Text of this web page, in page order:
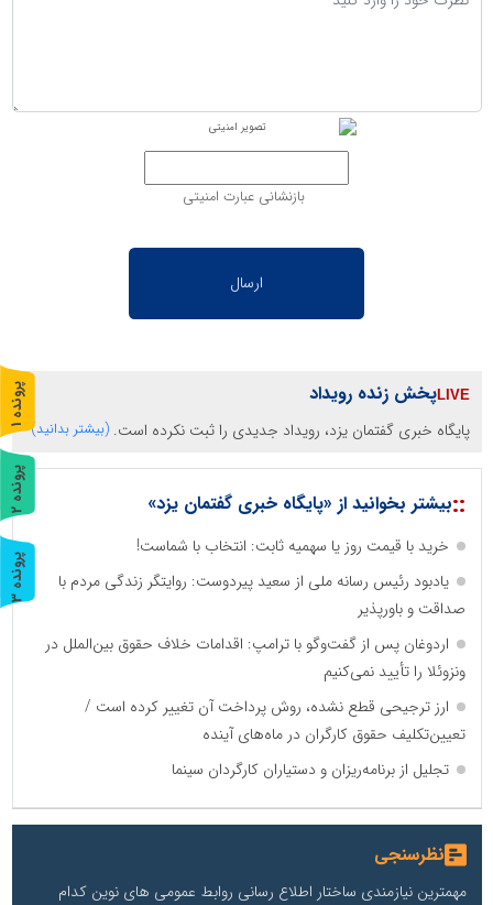
بازنشانی عبارت امنیتی
پخش زنده رویداد
پایگاه خبری گفتمان یزد، رویداد جدیدی را ثبت نکرده است. (بیشتر بدانید)
::بیشتر بخوانید از «پایگاه خبری گفتمان یزد»
خرید با قیمت روز یا سهمیه ثابت: انتخاب با شماست!
یادبود رئیس رسانه ملی از سعید پیردوست: روایتگر زندگی مردم با
صداقت و باورپذیر
اردوغان پس از گفت‌وگو با ترامپ: اقدامات خلاف حقوق بین‌الملل در
ونزوئلا را تأیید نمی‌کنیم
ارز ترجیحی قطع نشده، روش پرداخت آن تغییر کرده است /
تعیین‌تکلیف حقوق کارگران در ماه‌های آینده
تجلیل از برنامه‌ریزان و دستیاران کارگردان سینما
نظرسنجی
مهمترین نیازمندی ساختار اطلاع رسانی روابط عمومی های نوین کدام
پ
ر
و
ن
د
ه
1
پ
ر
و
ن
د
ه
2
پ
ر
و
ن
د
ه
3